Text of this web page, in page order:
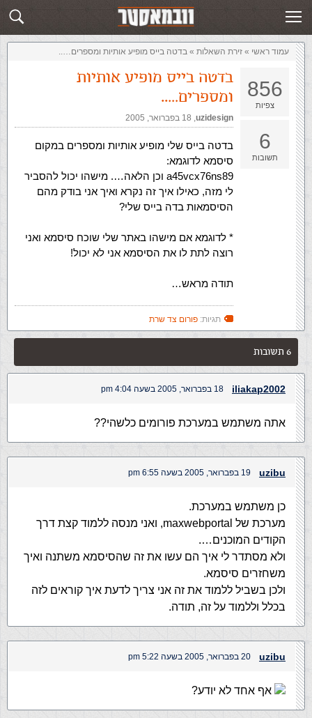
שלח תשובה זירת השאלות
עמוד ראשי » ‏זירת השאלות‏ » בדטה בייס מופיע אותיות ומספרים…..
856
צפיות
6
תשובות
בדטה בייס מופיע אותיות
ומספרים…..
uzidesign
,‏ 18 בפברואר, 2005
בדטה בייס שלי מופיע אותיות ומספרים במקום
סיסמא לדוגמא:
a45vcx76ns89 וכן הלאה…. מישהו יכול להסביר
לי מזה, כאילו איך זה נקרא ואיך אני בודק מהם
הסיסמאות בדה בייס שלי?
* לדוגמא אם מישהו באתר שלי שוכח סיסמא ואני
רוצה לתת לו את הסיסמא אני לא יכול!
תודה מראש…
תגיות: פורום צד שרת
6 תשובות
iliakap2002 18 בפברואר, 2005 בשעה 4:04 pm
אתה משתמש במערכת פורומים כלשהי??
uzibu 19 בפברואר, 2005 בשעה 6:55 pm
כן משתמש במערכת.
מערכת של maxwebportal, ואני מנסה ללמוד קצת דרך
הקודים המוכנים….
ולא מסתדר לי איך הם עשו את זה שהסיסמא משתנה ואיך
משחזרים סיסמא.
ולכן בשביל ללמוד את זה אני צריך לדעת איך קוראים לזה
בכלל וללמוד על זה, תודה.
uzibu 20 בפברואר, 2005 בשעה 5:22 pm
אף אחד לא יודע?